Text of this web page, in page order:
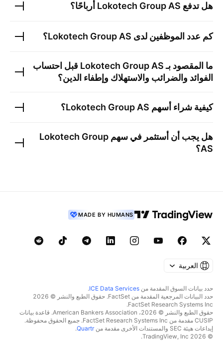
هل تدفع Lokotech Group AS أرباحًا؟
كم عدد الموظفين لدى Lokotech Group AS؟
ما المقصود بـLokotech Group AS قبل احتساب
الفوائد والضرائب والاستهلاك وإطفاء الدين؟
كيفية شراء أسهم Lokotech Group AS؟
هل يجب أن أستثمر في سهم Lokotech Group
AS؟
MADE BY HUMANS
العربية
حدد بيانات السوق المقدمة من ICE Data Services
.
حدد البيانات المرجعية المقدمة من FactSet. حقوق الطبع والنشر © 2026
FactSet Research Systems Inc.
حقوق الطبع والنشر © 2026، American Bankers Association. قاعدة بيانات
CUSIP مقدمة من FactSet Research Systems Inc. جميع الحقوق محفوظة.
إيداعات هيئة SEC والمستندات الأخرى مقدمة من
Quartr
.
© 2026 TradingView, Inc.